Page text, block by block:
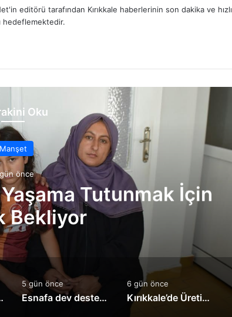
editörü tarafından Kırıkkale haberlerinin son dakika ve hızlı
hedeflemektedir.
Oku
Manşet
önce
Tutunmak İçin
Bekliyor
Müjde!
5 gün önce
Esnafa dev destek: Kredi limitleri yükseltildi
6 gün önce
Kırıkkale’de Üreticilere Hayati Eğitim! Bilinçsiz İlaçlamaya Karşı Uyarılar Yapıldı